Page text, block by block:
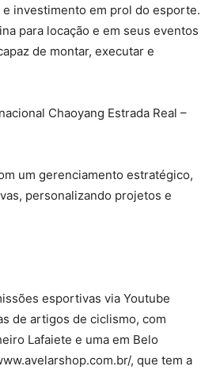
investimento em prol do esporte.
para locação e em seus eventos
de montar, executar e
Chaoyang Estrada Real –
um gerenciamento estratégico,
personalizando projetos e
esportivas via Youtube
de artigos de ciclismo, com
Lafaiete e uma em Belo
, que tem a